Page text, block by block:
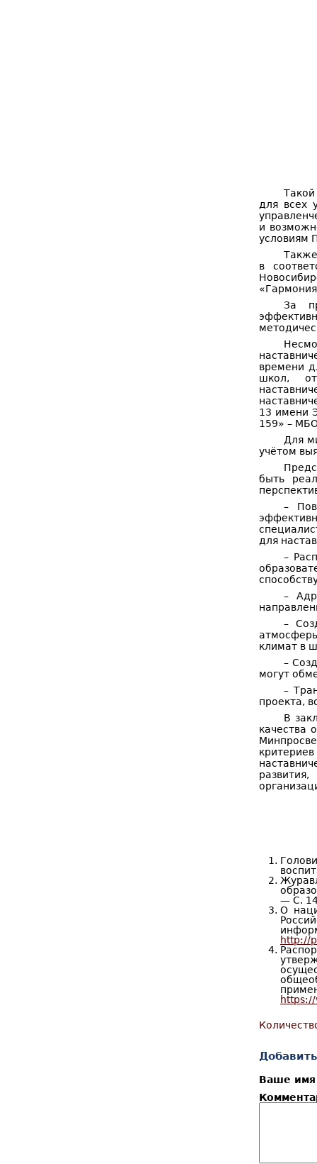
для всех
и
условиям
в
За
времени
школ,
13 имени
159» –
Для
учётом
быть
–
для
–
–
–
климат в
–
могут
–
проекта,
В
качества
— С.
О
http://
Ваше